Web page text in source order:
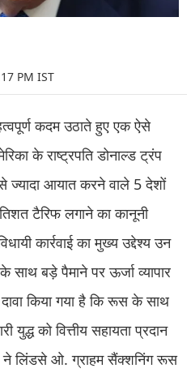
PM IST
कदम उठाते हुए एक ऐसे
के राष्ट्रपति डोनाल्ड ट्रंप
आयात करने वाले 5 देशों
टैरिफ लगाने का कानूनी
कार्रवाई का मुख्य उद्देश्य उन
बड़े पैमाने पर ऊर्जा व्यापार
किया गया है कि रूस के साथ
युद्ध को वित्तीय सहायता प्रदान
लिंडसे ओ. ग्राहम सैंक्शनिंग रूस